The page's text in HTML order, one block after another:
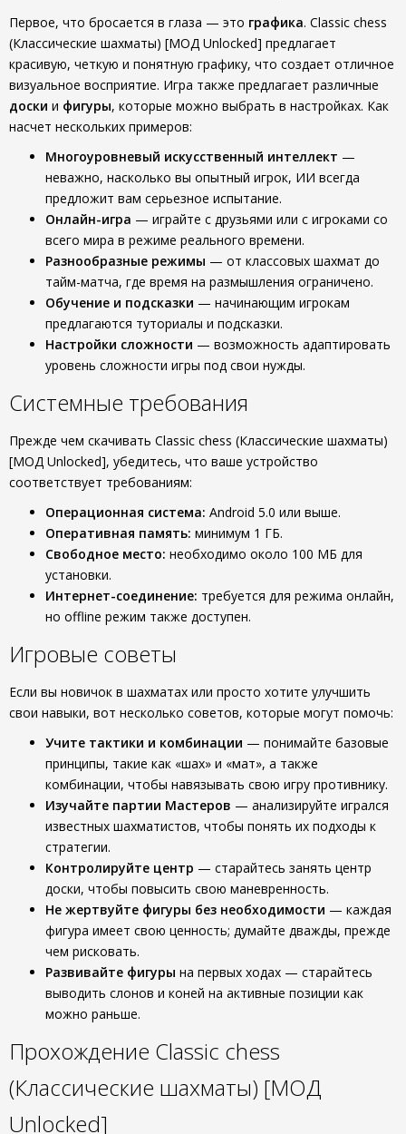
Первое, что бросается в глаза — это графика. Classic chess
(Классические шахматы) [МОД Unlocked] предлагает
красивую, четкую и понятную графику, что создает отличное
визуальное восприятие. Игра также предлагает различные
доски и фигуры, которые можно выбрать в настройках. Как
насчет нескольких примеров:
Многоуровневый искусственный интеллект —
неважно, насколько вы опытный игрок, ИИ всегда
предложит вам серьезное испытание.
Онлайн-игра — играйте с друзьями или с игроками со
всего мира в режиме реального времени.
Разнообразные режимы — от классовых шахмат до
тайм-матча, где время на размышления ограничено.
Обучение и подсказки — начинающим игрокам
предлагаются туториалы и подсказки.
Настройки сложности — возможность адаптировать
уровень сложности игры под свои нужды.
Системные требования
Прежде чем скачивать Classic chess (Классические шахматы)
[МОД Unlocked], убедитесь, что ваше устройство
соответствует требованиям:
Операционная система: Android 5.0 или выше.
Оперативная память: минимум 1 ГБ.
Свободное место: необходимо около 100 МБ для
установки.
Интернет-соединение: требуется для режима онлайн,
но offline режим также доступен.
Игровые советы
Если вы новичок в шахматах или просто хотите улучшить
свои навыки, вот несколько советов, которые могут помочь:
Учите тактики и комбинации — понимайте базовые
принципы, такие как «шах» и «мат», а также
комбинации, чтобы навязывать свою игру противнику.
Изучайте партии Мастеров — анализируйте игрался
известных шахматистов, чтобы понять их подходы к
стратегии.
Контролируйте центр — старайтесь занять центр
доски, чтобы повысить свою маневренность.
Не жертвуйте фигуры без необходимости — каждая
фигура имеет свою ценность; думайте дважды, прежде
чем рисковать.
Развивайте фигуры на первых ходах — старайтесь
выводить слонов и коней на активные позиции как
можно раньше.
Прохождение Classic chess
(Классические шахматы) [МОД
Unlocked]